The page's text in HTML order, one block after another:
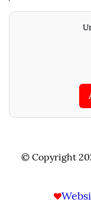
© Copyright